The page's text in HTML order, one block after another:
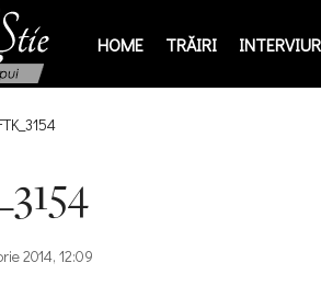
HOME TRĂIRI
2014, 12:09